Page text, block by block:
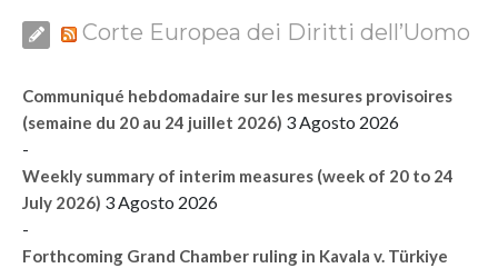
Corte Europea dei Diritti dell’Uomo
Communiqué hebdomadaire sur les mesures provisoires
(semaine du 20 au 24 juillet 2026) 3 Agosto 2026
-
Weekly summary of interim measures (week of 20 to 24
July 2026) 3 Agosto 2026
-
Forthcoming Grand Chamber ruling in Kavala v. Türkiye